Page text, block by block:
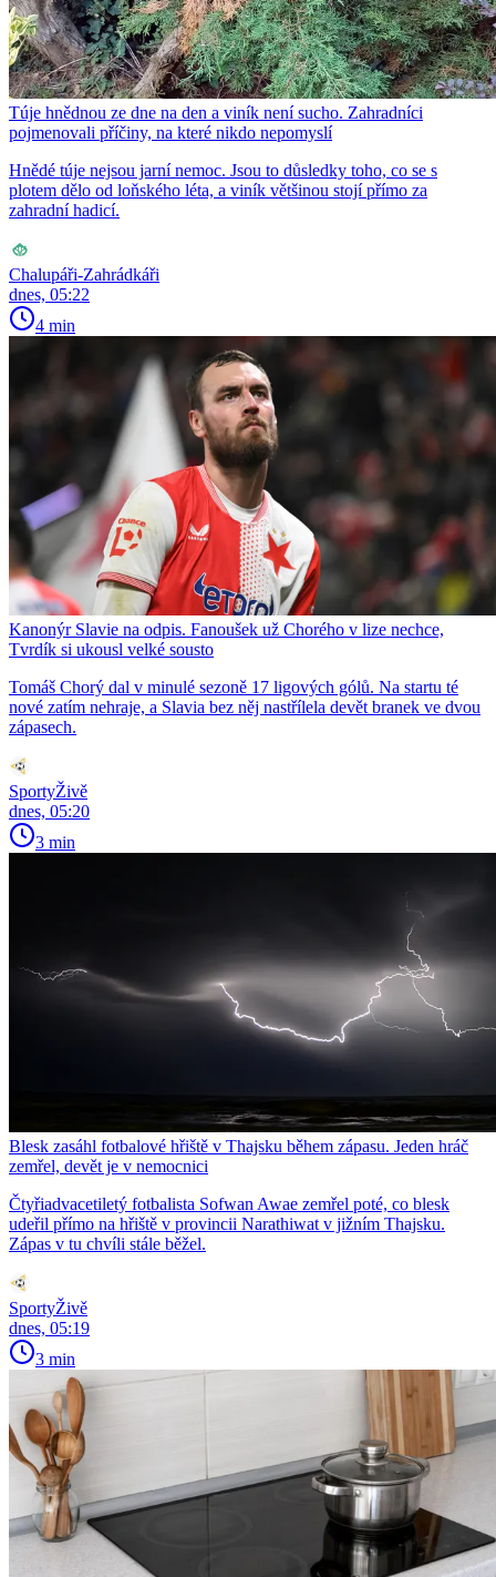
Túje hnědnou ze dne na den a viník není sucho. Zahradníci
pojmenovali příčiny, na které nikdo nepomyslí
Hnědé túje nejsou jarní nemoc. Jsou to důsledky toho, co se s
plotem dělo od loňského léta, a viník většinou stojí přímo za
zahradní hadicí.
Chalupáři-Zahrádkáři
dnes, 05:22
4 min
Kanonýr Slavie na odpis. Fanoušek už Chorého v lize nechce,
Tvrdík si ukousl velké sousto
Tomáš Chorý dal v minulé sezoně 17 ligových gólů. Na startu té
nové zatím nehraje, a Slavia bez něj nastřílela devět branek ve dvou
zápasech.
SportyŽivě
dnes, 05:20
3 min
Blesk zasáhl fotbalové hřiště v Thajsku během zápasu. Jeden hráč
zemřel, devět je v nemocnici
Čtyřiadvacetiletý fotbalista Sofwan Awae zemřel poté, co blesk
udeřil přímo na hřiště v provincii Narathiwat v jižním Thajsku.
Zápas v tu chvíli stále běžel.
SportyŽivě
dnes, 05:19
3 min